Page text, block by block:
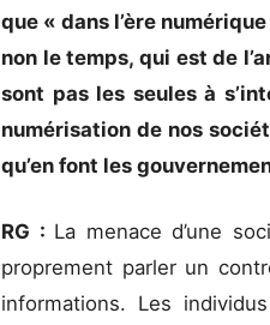
que « dans l’ère
non le temps, qui est de
sont pas les seules à
numérisation de nos
qu’en font les
RG : La menace d’une
proprement parler un
informations. Les